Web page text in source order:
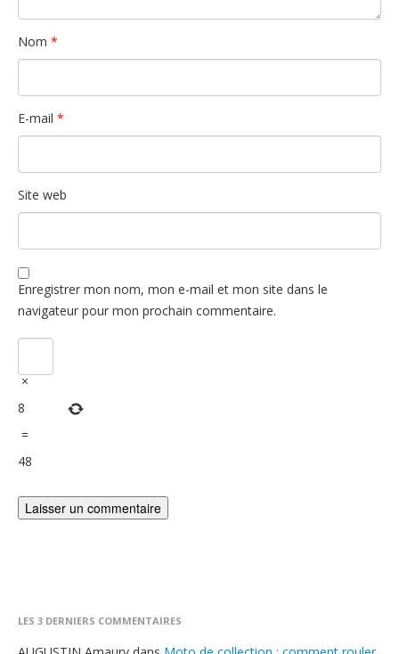
Nom *
E-mail *
Site web
Enregistrer mon nom, mon e-mail et mon site dans le
navigateur pour mon prochain commentaire.
×
8
=
48
LES 3 DERNIERS COMMENTAIRES